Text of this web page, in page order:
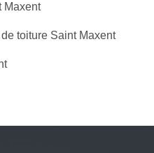
Maxent
toiture Saint Maxent